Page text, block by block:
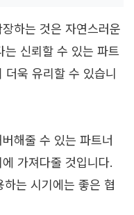
하는 것은 자연스러운
신뢰할 수 있는 파트
더욱 유리할 수 있습니
해줄 수 있는 파트너
가져다줄 것입니다.
는 시기에는 좋은 협